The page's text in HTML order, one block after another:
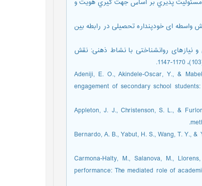
محمد، صیرفی، محمد رضا (1395). پيش بيني مسئوليت پذيري بر اساس جهت گيري هويت و
رضایی فرد، اکبر و توماج، عبدالجلال (1400). عنوان نقش واسطه ای خودپنداره تحصیلی در رابطه بین
و نیازهای روانشناختی با نشاط ذهنی: نقش
Adeniji, E. O., Akindele-Oscar, Y., &
engagement of secondary school
Appleton, J. J., Christenson, S. L., &
Bernardo, A. B., Yabut, H. S., Wang, T. Y.,
Carmona-Halty, M., Salanova, M.,
performance: The mediated role of